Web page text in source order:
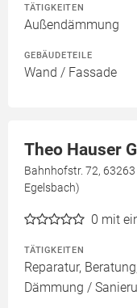
TÄTIGKEITEN
Außendämmung
GEBÄUDETEILE
Wand / Fassade
Theo Hauser
Bahnhofstr. 72,
Egelsbach)
0 mit
TÄTIGKEITEN
Reparatur,
Dämmung /